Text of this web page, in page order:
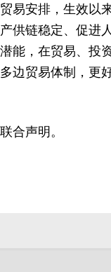
易安排，生效以
供链稳定、促进
能，在贸易、投
边贸易体制，更
合声明。